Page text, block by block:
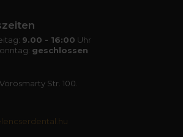
9.00 - 16:00 Uhr
geschlossen
Str. 100.